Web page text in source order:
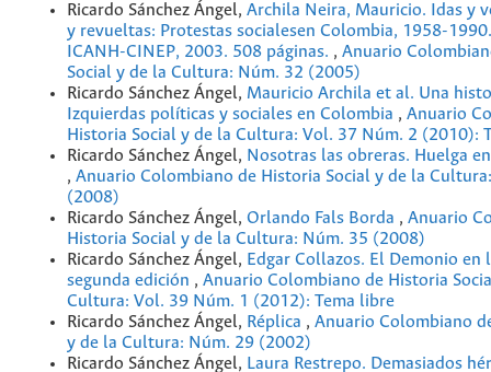
Ricardo Sánchez Ángel, Archila Neira, Mauricio. Idas y
y revueltas: Protestas socialesen Colombia, 1958-
ICANH-CINEP, 2003. 508 páginas. , Anuario
Social y de la Cultura: Núm. 32 (2005)
Ricardo Sánchez Ángel, Mauricio Archila et al. Una
Izquierdas políticas y sociales en Colombia , Anuario
Historia Social y de la Cultura: Vol. 37 Núm. 2 (2010):
Ricardo Sánchez Ángel, Nosotras las obreras. Huelga
, Anuario Colombiano de Historia Social y de la
(2008)
Ricardo Sánchez Ángel, Orlando Fals Borda , Anuario
Historia Social y de la Cultura: Núm. 35 (2008)
Ricardo Sánchez Ángel, Edgar Collazos. El Demonio en
segunda edición , Anuario Colombiano de Historia
Cultura: Vol. 39 Núm. 1 (2012): Tema libre
Ricardo Sánchez Ángel, Réplica , Anuario Colombiano
y de la Cultura: Núm. 29 (2002)
Ricardo Sánchez Ángel, Laura Restrepo. Demasiados